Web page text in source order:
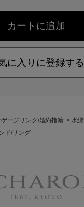
に入りに登録する
ゲージリング/婚約指輪 > 水縹
ド/リング